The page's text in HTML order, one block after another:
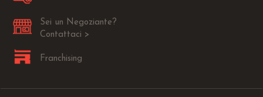
Sei un Negoziante?
Contattaci >
Franchising